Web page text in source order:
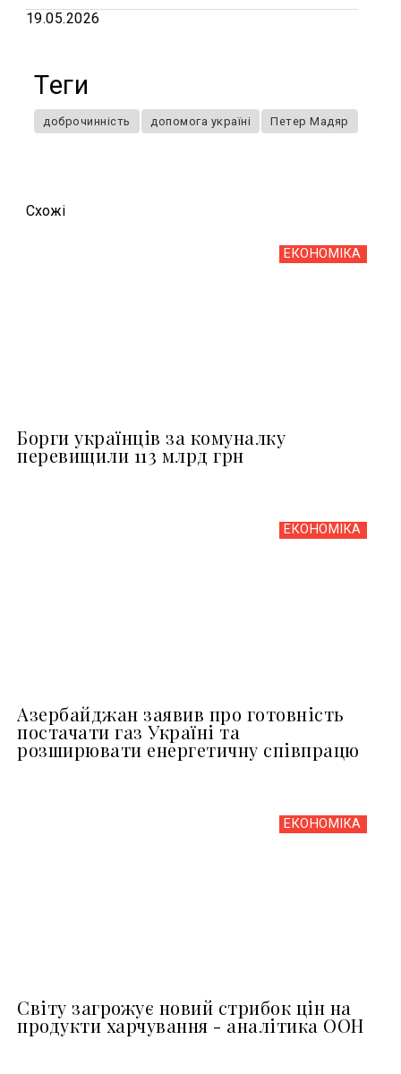
19.05.2026
Теги
доброчинність допомога україні Петер Мадяр
Схожi
ЕКОНОМІКА
Борги українців за комуналку
перевищили 113 млрд грн
ЕКОНОМІКА
Азербайджан заявив про готовність
постачати газ Україні та
розширювати енергетичну співпрацю
ЕКОНОМІКА
Світу загрожує новий стрибок цін на
продукти харчування - аналітика ООН